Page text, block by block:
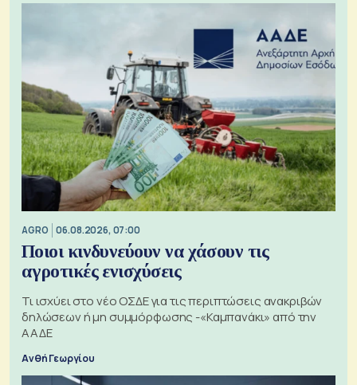
AGRO 06.08.2026, 07:00
Ποιοι κινδυνεύουν να χάσουν τις
αγροτικές ενισχύσεις
Τι ισχύει στο νέο ΟΣΔΕ για τις περιπτώσεις ανακριβών
δηλώσεων ή μη συμμόρφωσης -«Καμπανάκι» από την
ΑΑΔΕ
Ανθή Γεωργίου